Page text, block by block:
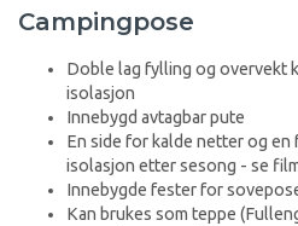
Campingpose
Doble lag fylling og overvekt
isolasjon
Innebygd avtagbar pute
En side for kalde netter og en
isolasjon etter sesong - se
Innebygde fester for
Kan brukes som teppe